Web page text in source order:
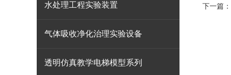
水处理工程实验装置
气体吸收净化治理实验设备
透明仿真教学电梯模型系列
下一篇：